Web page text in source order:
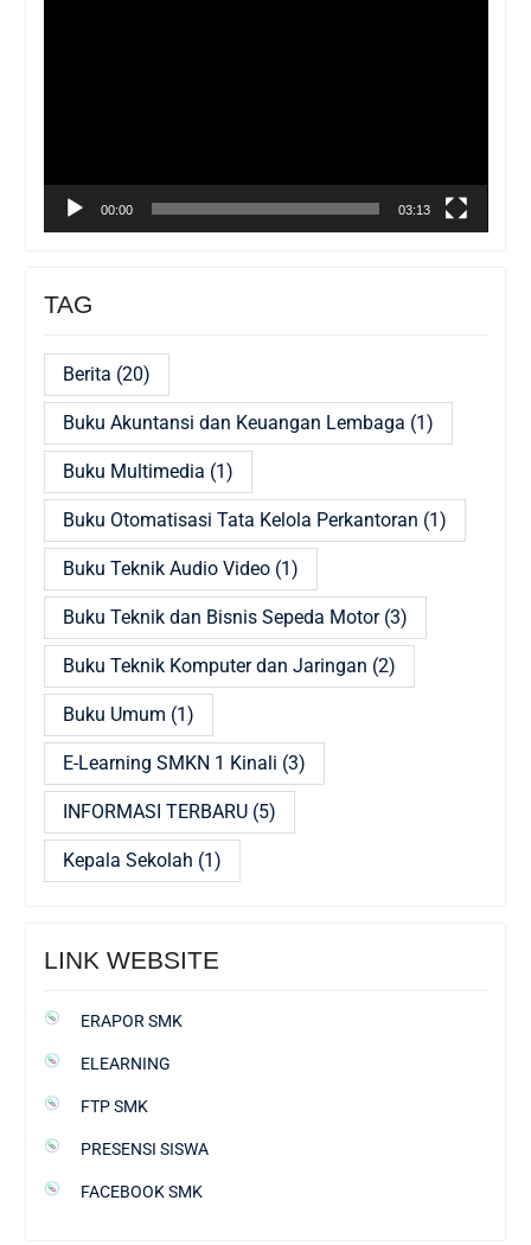
00:00 03:13
TAG
Berita (20)
Buku Akuntansi dan Keuangan Lembaga (1)
Buku Multimedia (1)
Buku Otomatisasi Tata Kelola Perkantoran (1)
Buku Teknik Audio Video(1)
Buku Teknik dan Bisnis Sepeda Motor(3)
Buku Teknik Komputer dan Jaringan (2)
Buku Umum (1)
E-Learning SMKN 1 Kinali (3)
INFORMASI TERBARU(5)
Kepala Sekolah (1)
LINK WEBSITE
ERAPOR SMK
ELEARNING
FTP SMK
PRESENSI SISWA
FACEBOOK SMK